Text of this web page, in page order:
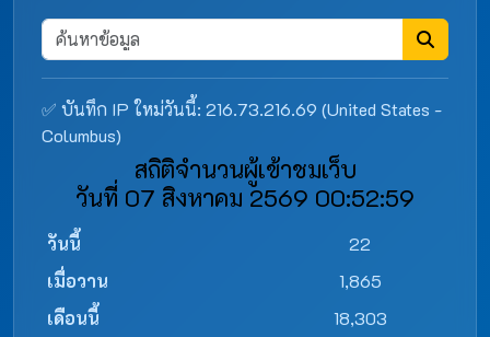
✅ บันทึก IP ใหม่วันนี้: 216.73.216.69 (United States -
Columbus)
สถิติจำนวนผู้เข้าชมเว็บ
วันที่ 07 สิงหาคม 2569 00:52:59
วันนี้
22
เมื่อวาน
1,865
เดือนนี้
18,303